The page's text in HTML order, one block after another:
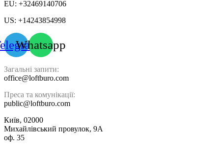
EU: +32469140706
US: +14243854998
Whatsapp
Загальні запити:
office@loftburo.com
Преса та комунікації:
public@loftburo.com
Київ, 02000
Михайлівський провулок, 9А
оф. 35